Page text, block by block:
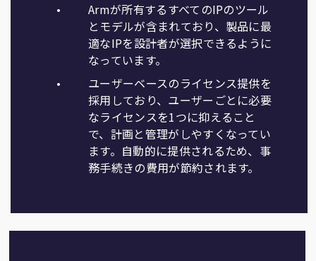
Armが所有するすべてのIPのツール
とモデルが含まれており、製品に最
適なIPを設計者が選択できるように
なっています。
ユーザーベースのライセンス提供を
採用しており、ユーザーごとに必要
なライセンスを1つに抑えること
で、計画と管理がしやすくなってい
ます。自動的に提供されるため、事
務手続きの費用が節約されます。